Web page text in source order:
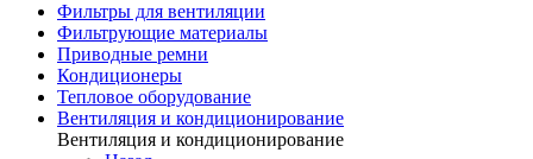
Фильтры для вентиляции
Фильтрующие материалы
Приводные ремни
Кондиционеры
Тепловое оборудование
Вентиляция и кондиционирование
Вентиляция и кондиционирование